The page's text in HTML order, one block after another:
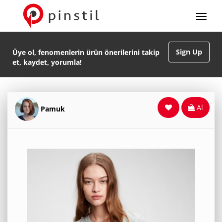
Sign Up
Üye ol, fenomenlerin ürün önerilerini takip
et, kaydet, yorumla!
Pamuk Al